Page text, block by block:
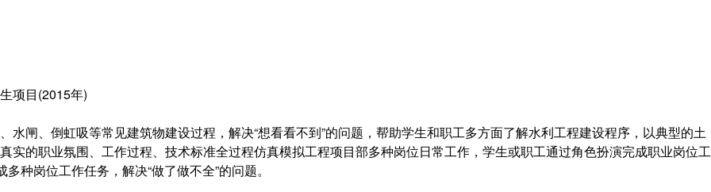
项目(2015年)
闸、倒虹吸等常见建筑物建设过程，解决“想看看不到”的问题，帮助学生和职工多方面了解水利工程建设程序，以典型的土
实的职业氛围、工作过程、技术标准全过程仿真模拟工程项目部多种岗位日常工作，学生或职工通过角色扮演完成职业岗位工
种岗位工作任务，解决“做了做不全”的问题。